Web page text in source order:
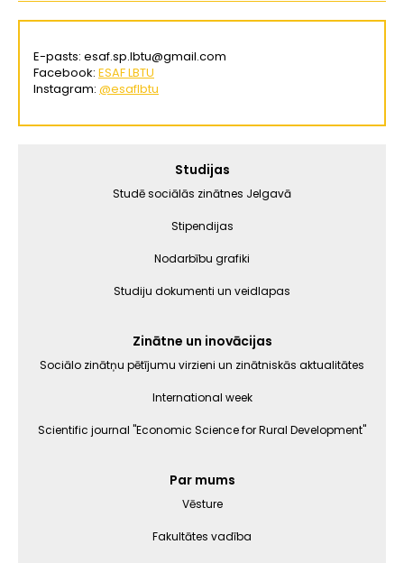
E-pasts: esaf.sp.lbtu@gmail.com
Facebook: ESAF LBTU
Instagram: @esaflbtu
Studijas
Studē sociālās zinātnes Jelgavā
Stipendijas
Nodarbību grafiki
Studiju dokumenti un veidlapas
Zinātne un inovācijas
Sociālo zinātņu pētījumu virzieni un zinātniskās aktualitātes
International week
Scientific journal "Economic Science for Rural Development"
Par mums
Vēsture
Fakultātes vadība